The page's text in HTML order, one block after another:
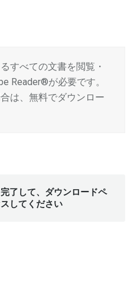
すべての文書を閲覧・
Reader®が必要です。
は、無料でダウンロー
了して、ダウンロードペ
してください